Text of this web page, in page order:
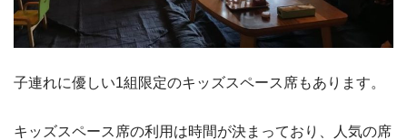
子連れに優しい1組限定のキッズスペース席もあります。
キッズスペース席の利用は時間が決まっており、人気の席